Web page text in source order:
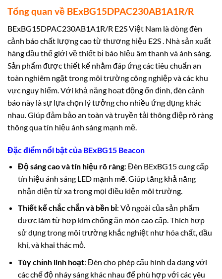
Tổng quan về BExBG15DPAC230AB1A1R/R
BExBG15DPAC230AB1A1R/R E2S Việt Nam là dòng đèn
cảnh báo chất lượng cao từ thương hiệu E2S . Nhà sản xuất
hàng đầu thế giới về thiết bị báo hiệu âm thanh và ánh sáng.
Sản phẩm được thiết kế nhằm đáp ứng các tiêu chuẩn an
toàn nghiêm ngặt trong môi trường công nghiệp và các khu
vực nguy hiểm. Với khả năng hoạt động ổn định, đèn cảnh
báo này là sự lựa chọn lý tưởng cho nhiều ứng dụng khác
nhau. Giúp đảm bảo an toàn và truyền tải thông điệp rõ ràng
thông qua tín hiệu ánh sáng mạnh mẽ.
Đặc điểm nổi bật của BExBG15 Beacon
Độ sáng cao và tín hiệu rõ ràng: Đèn BExBG15 cung cấp
tín hiệu ánh sáng LED mạnh mẽ. Giúp tăng khả năng
nhận diện từ xa trong mọi điều kiện môi trường.
Thiết kế chắc chắn và bền bỉ: Vỏ ngoài của sản phẩm
được làm từ hợp kim chống ăn mòn cao cấp. Thích hợp
sử dụng trong môi trường khắc nghiệt như hóa chất, dầu
khí, và khai thác mỏ.
Tùy chỉnh linh hoạt: Đèn cho phép cấu hình đa dạng với
các chế độ nháy sáng khác nhau để phù hợp với các yêu